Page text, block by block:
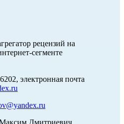
рецензий на
сегменте
электронная почта